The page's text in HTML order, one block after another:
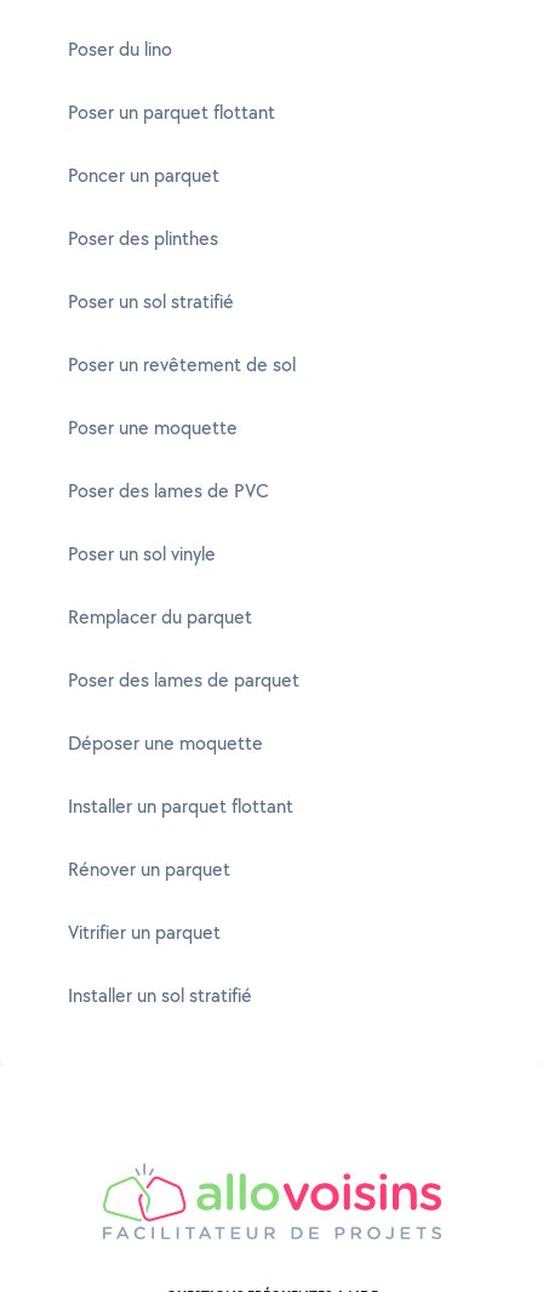
Poser du lino
Poser un parquet flottant
Poncer un parquet
Poser des plinthes
Poser un sol stratifié
Poser un revêtement de sol
Poser une moquette
Poser des lames de PVC
Poser un sol vinyle
Remplacer du parquet
Poser des lames de parquet
Déposer une moquette
Installer un parquet flottant
Rénover un parquet
Vitrifier un parquet
Installer un sol stratifié